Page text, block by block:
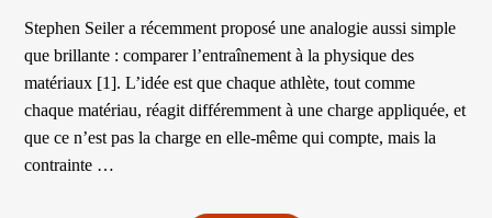
Stephen Seiler a récemment proposé une analogie aussi simple
que brillante : comparer l’entraînement à la physique des
matériaux [1]. L’idée est que chaque athlète, tout comme
chaque matériau, réagit différemment à une charge appliquée, et
que ce n’est pas la charge en elle-même qui compte, mais la
contrainte …